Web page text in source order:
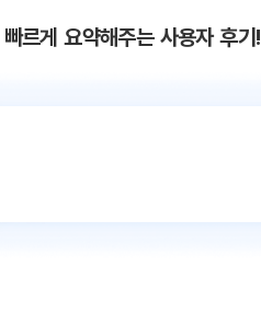
르게 요약해주는 사용자 후기!